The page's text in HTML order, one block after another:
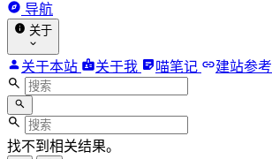
导航
关于
关于本站 关于我 喵笔记 建站参考
找不到相关结果。